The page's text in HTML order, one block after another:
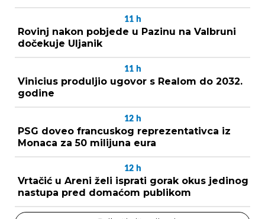
11 h
Rovinj nakon pobjede u Pazinu na Valbruni
dočekuje Uljanik
11 h
Vinicius produljio ugovor s Realom do 2032.
godine
12 h
PSG doveo francuskog reprezentativca iz
Monaca za 50 milijuna eura
12 h
Vrtačić u Areni želi isprati gorak okus jedinog
nastupa pred domaćom publikom